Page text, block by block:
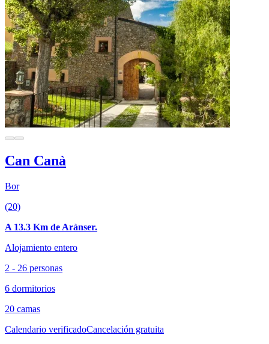
Can Canà
Bor
(20)
A 13.3 Km de Arànser.
Alojamiento entero
2 - 26 personas
6 dormitorios
20 camas
Calendario verificadoCancelación gratuita